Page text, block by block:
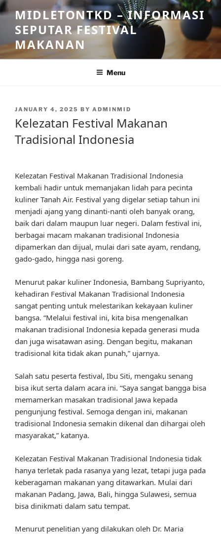
Skip
to
content
MIDLETONTKD – INFORMASI
SEPUTAR FESTIVAL
MAKANAN
Menu
POSTED
JANUARY 4, 2025 BY ADMINMID
Kelezatan Festival Makanan
Tradisional Indonesia
Kelezatan Festival Makanan Tradisional Indonesia
kembali hadir untuk memanjakan lidah para pecinta
kuliner Tanah Air. Festival yang digelar setiap tahun ini
menjadi ajang yang dinanti-nanti oleh banyak orang,
baik dari dalam maupun luar negeri. Dalam festival ini,
berbagai macam makanan tradisional Indonesia
dipamerkan dan dijual, mulai dari sate ayam, rendang,
gado-gado, hingga nasi goreng.
Menurut pakar kuliner Indonesia, Bambang Supriyanto,
kehadiran Festival Makanan Tradisional Indonesia
sangat penting untuk melestarikan kekayaan kuliner
bangsa. “Melalui festival ini, kita bisa mengenalkan
makanan tradisional Indonesia kepada generasi muda
dan juga wisatawan asing. Dengan begitu, makanan
tradisional kita tidak akan punah,” ujarnya.
Salah satu peserta festival, Ibu Siti, mengaku senang
bisa ikut serta dalam acara ini. “Saya sangat bangga bisa
memamerkan masakan tradisional Jawa kepada
pengunjung festival. Semoga dengan ini, makanan
tradisional Indonesia semakin dikenal dan dihargai oleh
masyarakat,” katanya.
Kelezatan Festival Makanan Tradisional Indonesia tidak
hanya terletak pada rasanya yang lezat, tetapi juga pada
keberagaman makanan yang ditawarkan. Mulai dari
makanan Padang, Jawa, Bali, hingga Sulawesi, semua
bisa dinikmati dalam satu tempat.
Menurut penelitian yang dilakukan oleh Dr. Maria